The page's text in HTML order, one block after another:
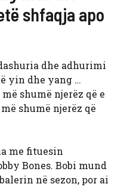
shfaqja apo
dhe adhurimi
yin dhe yang …
shumë njerëz që e
shumë njerëz që
me fituesin
Bones. Bobi mund
në sezon, por ai